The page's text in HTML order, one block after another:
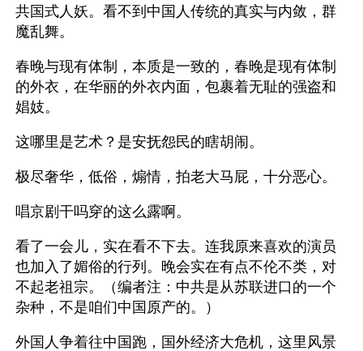
共国式人妖。看不到中国人传统的真实与内敛，群
魔乱舞。
春晚与现有体制，本质是一致的，春晚是现有体制
的外衣，在华丽的外衣内面，包裹着无耻的强盗和
娼妓。
这哪里是艺术？是安抚怨民的瞎胡闹。
极尽奢华，低俗，煽情，拍老大马屁，十分恶心。
唱京剧干吗穿的这么露啊。
看了一会儿，实在看不下去。连我原来喜欢的演员
也加入了媚俗的行列。晚会实在有点不伦不类，对
不起老祖宗。（编者注：中共是从苏联进口的一个
杂种，不是咱们中国原产的。）
外国人争着往中国跑，国外经济大危机，这里风景